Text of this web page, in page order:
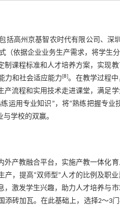
高州京基智农时代有限公司、深
（依据企业业务生产需求，将学生
课程标准和人才培养方案，实现
力和社会适应能力[8]。在教学过程
流程和实用技术走进课堂，满足
运用专业知识”，将“熟练把握专业
学校的双赢。
产教融合平台，实施产教一体化
，提高“双师型”人才的比例及职
激发学生兴趣，助力人才培养与
砖加瓦。在此基础上，选择2～3